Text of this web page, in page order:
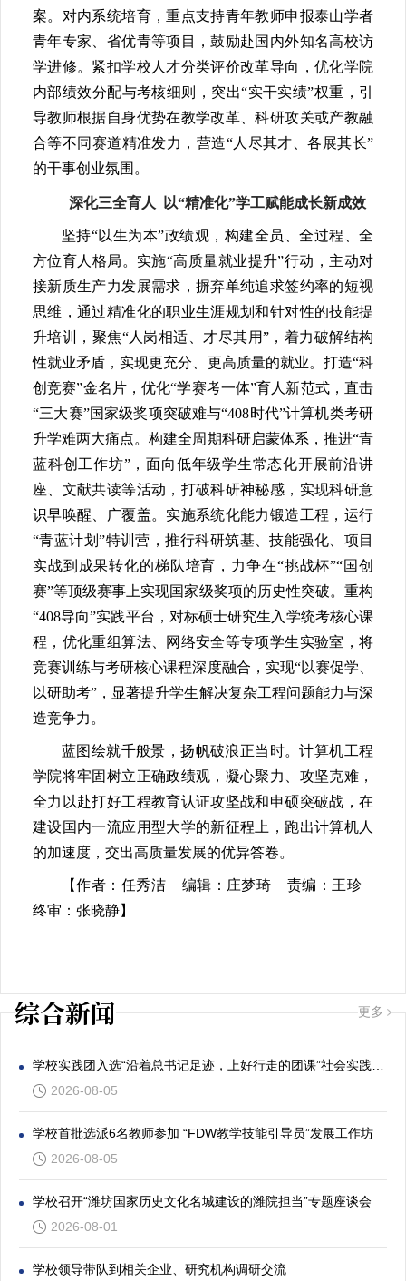
案。对内系统培育，重点支持青年教师申报泰山学者
青年专家、省优青等项目，鼓励赴国内外知名高校访
学进修。紧扣学校人才分类评价改革导向，优化学院
内部绩效分配与考核细则，突出“实干实绩”权重，引
导教师根据自身优势在教学改革、科研攻关或产教融
合等不同赛道精准发力，营造“人尽其才、各展其长”
的干事创业氛围。
深化三全育人 以“精准化”学工赋能成长新成效
坚持“以生为本”政绩观，构建全员、全过程、全
方位育人格局。实施“高质量就业提升”行动，主动对
接新质生产力发展需求，摒弃单纯追求签约率的短视
思维，通过精准化的职业生涯规划和针对性的技能提
升培训，聚焦“人岗相适、才尽其用”，着力破解结构
性就业矛盾，实现更充分、更高质量的就业。打造“科
创竞赛”金名片，优化“学赛考一体”育人新范式，直击
“三大赛”国家级奖项突破难与“408时代”计算机类考研
升学难两大痛点。构建全周期科研启蒙体系，推进“青
蓝科创工作坊”，面向低年级学生常态化开展前沿讲
座、文献共读等活动，打破科研神秘感，实现科研意
识早唤醒、广覆盖。实施系统化能力锻造工程，运行
“青蓝计划”特训营，推行科研筑基、技能强化、项目
实战到成果转化的梯队培育，力争在“挑战杯”“国创
赛”等顶级赛事上实现国家级奖项的历史性突破。重构
“408导向”实践平台，对标硕士研究生入学统考核心课
程，优化重组算法、网络安全等专项学生实验室，将
竞赛训练与考研核心课程深度融合，实现“以赛促学、
以研助考”，显著提升学生解决复杂工程问题能力与深
造竞争力。
蓝图绘就千般景，扬帆破浪正当时。计算机工程
学院将牢固树立正确政绩观，凝心聚力、攻坚克难，
全力以赴打好工程教育认证攻坚战和申硕突破战，在
建设国内一流应用型大学的新征程上，跑出计算机人
的加速度，交出高质量发展的优异答卷。
【作者：任秀洁 编辑：庄梦琦 责编：王珍
终审：张晓静】
综合新闻 更多
学校实践团入选“沿着总书记足迹，上好行走的团课”社会实践专项活动
2026-08-05
学校首批选派6名教师参加 “FDW教学技能引导员”发展工作坊
2026-08-05
学校召开“潍坊国家历史文化名城建设的潍院担当”专题座谈会
2026-08-01
学校领导带队到相关企业、研究机构调研交流